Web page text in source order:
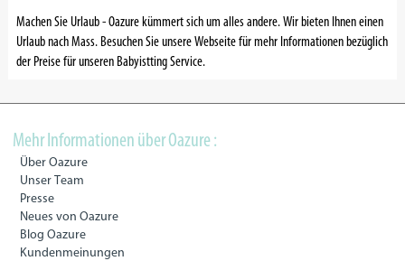
Machen Sie Urlaub - Oazure kümmert sich um alles andere. Wir bieten Ihnen einen
Urlaub nach Mass. Besuchen Sie unsere Webseite für mehr Informationen bezüglich
der Preise für unseren Babyistting Service.
Mehr Informationen über Oazure :
Über Oazure
Unser Team
Presse
Neues von Oazure
Blog Oazure
Kundenmeinungen